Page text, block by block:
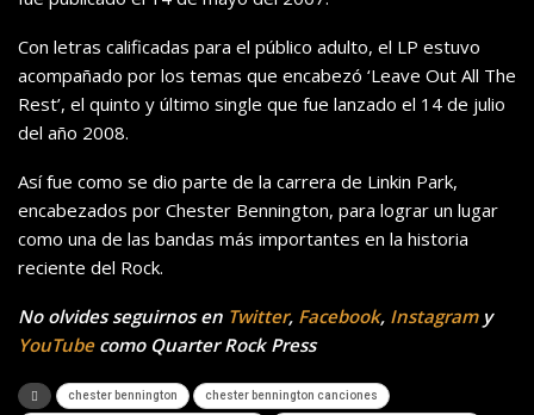
Con letras calificadas para el público adulto, el LP estuvo
acompañado por los temas que encabezó ‘Leave Out All The
Rest’, el quinto y último single que fue lanzado el 14 de julio
del año 2008.
Así fue como se dio parte de la carrera de Linkin Park,
encabezados por Chester Bennington, para lograr un lugar
como una de las bandas más importantes en la historia
reciente del Rock.
No olvides seguirnos en Twitter, Facebook, Instagramy
YouTubecomo Quarter Rock Press
chester bennington chester bennington canciones